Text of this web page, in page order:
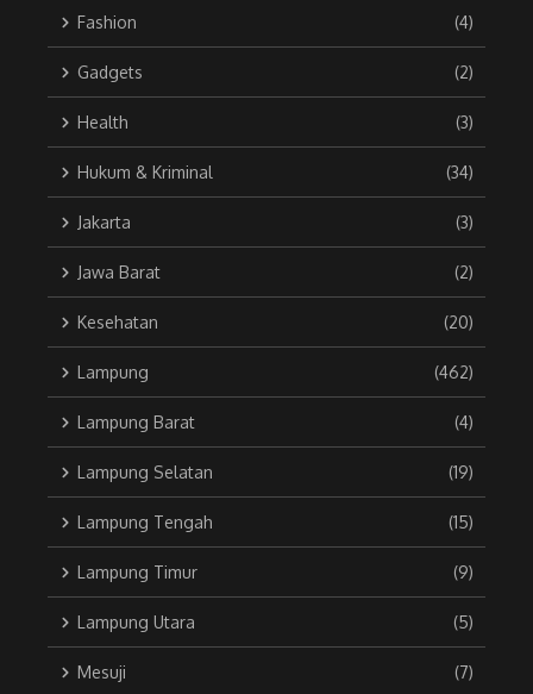
Fashion (4)
Gadgets (2)
Health (3)
Hukum & Kriminal (34)
Jakarta (3)
Jawa Barat (2)
Kesehatan (20)
Lampung (462)
Lampung Barat (4)
Lampung Selatan (19)
Lampung Tengah (15)
Lampung Timur (9)
Lampung Utara (5)
Mesuji (7)